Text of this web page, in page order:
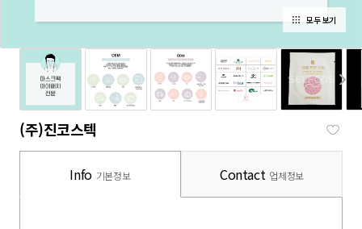
모두 보기
(주)진코스텍
Info 기본정보 Contact 업체정보